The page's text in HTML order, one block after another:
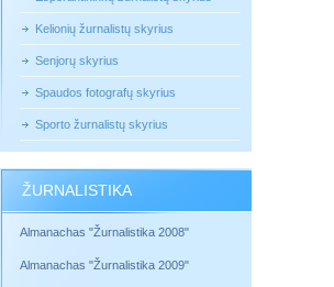
Kelionių žurnalistų skyrius
Senjorų skyrius
Spaudos fotografų skyrius
Sporto žurnalistų skyrius
ŽURNALISTIKA
Almanachas "Žurnalistika 2008"
Almanachas "Žurnalistika 2009"